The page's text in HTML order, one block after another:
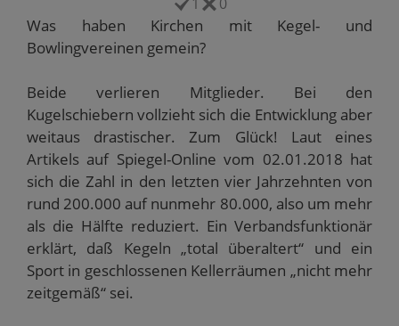
Was haben Kirchen mit Kegel- und
Bowlingvereinen gemein?
Beide verlieren Mitglieder. Bei den
Kugelschiebern vollzieht sich die Entwicklung aber
weitaus drastischer. Zum Glück! Laut eines
Artikels auf Spiegel-Online vom 02.01.2018 hat
sich die Zahl in den letzten vier Jahrzehnten von
rund 200.000 auf nunmehr 80.000, also um mehr
als die Hälfte reduziert. Ein Verbandsfunktionär
erklärt, daß Kegeln „total überaltert“ und ein
Sport in geschlossenen Kellerräumen „nicht mehr
zeitgemäß“ sei.